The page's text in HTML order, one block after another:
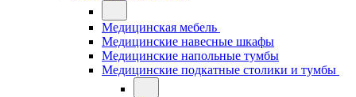
Медицинская мебель
Медицинские навесные шкафы
Медицинские напольные тумбы
Медицинские подкатные столики и тумбы